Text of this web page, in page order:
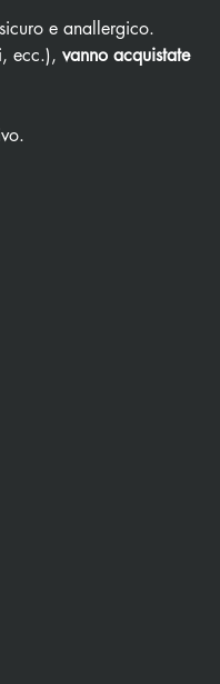
e anallergico.
ecc.), vanno acquistate